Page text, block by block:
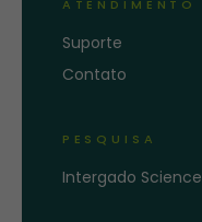
ATENDIMENTO
Suporte
Contato
PESQUISA
Intergado Science